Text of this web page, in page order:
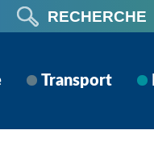
RECHERCHE
Transport